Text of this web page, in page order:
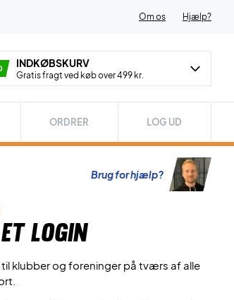
Om os Hjælp?
INDKØBSKURV
Gratis fragt ved køb over 499 kr.
ORDRER LOG UD
Brug for hjælp?
et login
klubber og foreninger på tværs af alle